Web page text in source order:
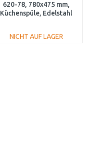
620-78, 780x475 mm,
Küchenspüle, Edelstahl
NICHT AUF LAGER